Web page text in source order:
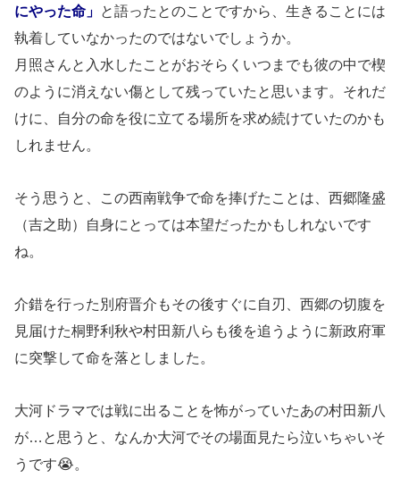
にやった命」 と語ったとのことですから、生きることには
執着していなかったのではないでしょうか。
月照さんと入水したことがおそらくいつまでも彼の中で楔
のように消えない傷として残っていたと思います。それだ
けに、自分の命を役に立てる場所を求め続けていたのかも
しれません。
そう思うと、この西南戦争で命を捧げたことは、西郷隆盛
（吉之助）自身にとっては本望だったかもしれないです
ね。
介錯を行った別府晋介もその後すぐに自刃、西郷の切腹を
見届けた桐野利秋や村田新八らも後を追うように新政府軍
に突撃して命を落としました。
大河ドラマでは戦に出ることを怖がっていたあの村田新八
が…と思うと、なんか大河でその場面見たら泣いちゃいそ
うです😭。